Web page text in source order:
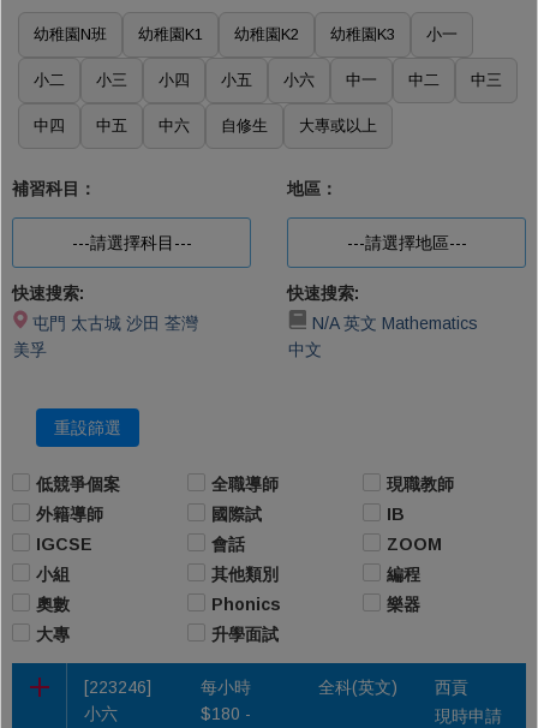
幼稚園N班 幼稚園K1 幼稚園K2 幼稚園K3 小一
小二 小三 小四 小五 小六 中一 中二 中三
中四 中五 中六 自修生 大專或以上
補習科目： 地區：
---請選擇科目--- ---請選擇地區---
快速搜索:
屯門 太古城 沙田 荃灣
美孚
快速搜索:
N/A 英文 Mathematics
中文
重設篩選
低競爭個案 全職導師
現職教師
外籍導師
國際試
IB
IGCSE
會話
ZOOM
小組
其他類別
編程
奧數
Phonics
樂器
大專
升學面試
[223246]
小六
每小時
$180 -
全科(英文)
西貢
現時申請